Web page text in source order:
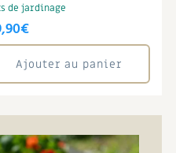
de jardinage
€
Ajouter au panier